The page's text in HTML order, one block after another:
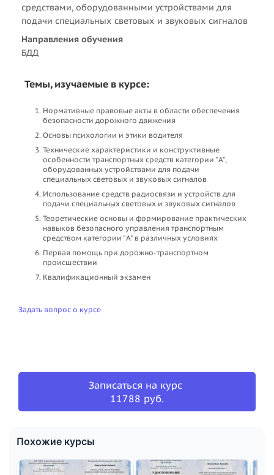
средствами, оборудованными устройствами для
подачи специальных световых и звуковых сигналов
Направления обучения
БДД
Темы, изучаемые в курсе:
Нормативные правовые акты в области обеспечения
безопасности дорожного движения
Основы психологии и этики водителя
Технические характеристики и конструктивные
особенности транспортных средств категории "A",
оборудованных устройствами для подачи
специальных световых и звуковых сигналов
Использование средств радиосвязи и устройств для
подачи специальных световых и звуковых сигналов
Теоретические основы и формирование практических
навыков безопасного управления транспортным
средством категории "A" в различных условиях
Первая помощь при дорожно-транспортном
происшествии
Квалификационный экзамен
Задать вопрос о курсе
Записаться на курс
11788 руб.
Похожие курсы